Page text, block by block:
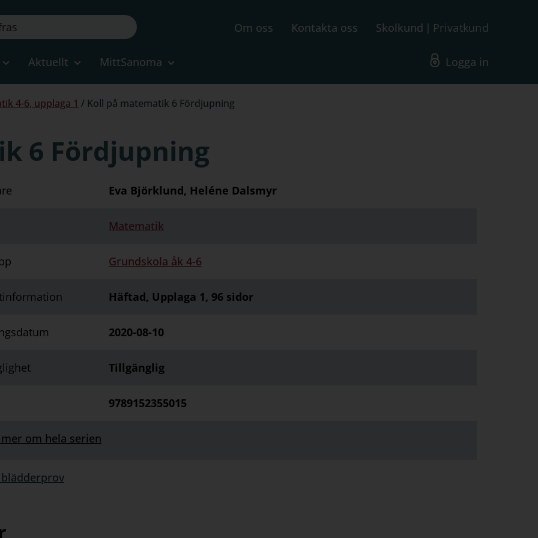
Om oss Kontakta oss Skolkund Privatkund
Aktuellt MittSanoma Logga in
4-6, upplaga 1 / Koll på matematik 6 Fördjupning
6 Fördjupning
Eva Björklund, Heléne Dalsmyr
Matematik
Grundskola åk 4-6
Häftad, Upplaga 1, 96 sidor
2020-08-10
Tillgänglig
9789152355015
mer om hela serien
blädderprov